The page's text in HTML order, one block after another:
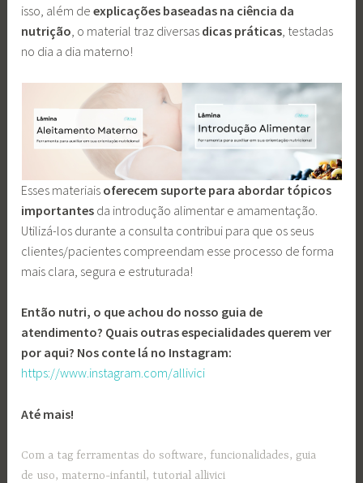
isso, além deexplicações baseadas na ciência da
nutrição, o material traz diversas dicas práticas, testadas
no dia a dia materno!
Esses materiais oferecem suporte para abordar tópicos
importantes da introdução alimentar e amamentação.
Utilizá-los durante a consulta contribui para que os seus
clientes/pacientes compreendam esse processo de forma
mais clara, segura e estruturada!
Então nutri, o que achou do nosso guia de
atendimento? Quais outras especialidades querem ver
por aqui? Nos conte lá no Instagram:
https://www.instagram.com/allivici
Até mais!
Com a tag ferramentas do software, funcionalidades, guia
de uso, materno-infantil, tutorial allivici